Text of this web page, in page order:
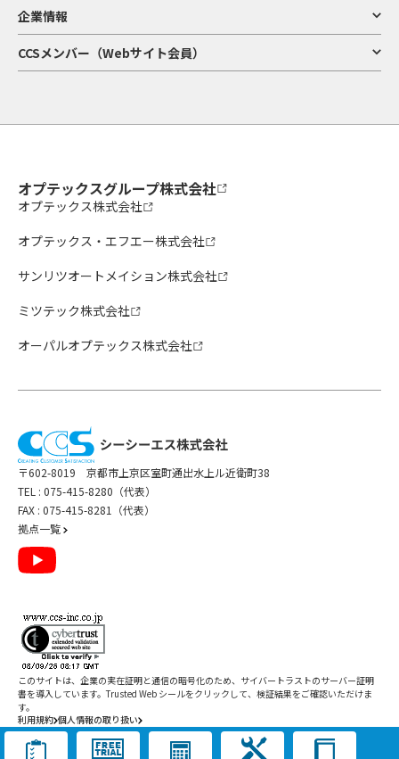
企業情報
CCSメンバー（Webサイト会員）
オプテックスグループ株式会社
オプテックス株式会社
オプテックス・エフエー株式会社
サンリツオートメイション株式会社
ミツテック株式会社
オーパルオプテックス株式会社
〒602-8019 京都市上京区室町通出水上ル近衛町38
TEL : 075-415-8280（代表）
FAX : 075-415-8281（代表）
拠点一覧
利用規約 個人情報の取り扱い
Copyright ©
2026CCS Inc. All Rights Reserved.
このサイトは、企業の実在証明と通信の暗号化のため、サイバートラストのサーバー証明
書を導入しています。Trusted Web シールをクリックして、検証結果をご確認いただけま
す。